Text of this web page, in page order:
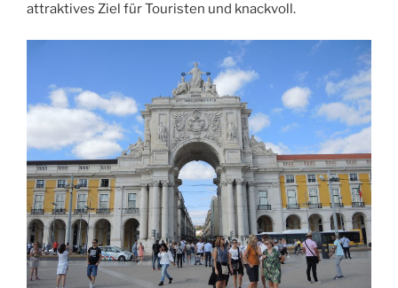
attraktives Ziel für Touristen und knackvoll.